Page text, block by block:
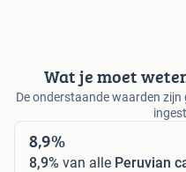
Wat je moet
De onderstaande waarden
8,9%
8,9% van alle Peruvian